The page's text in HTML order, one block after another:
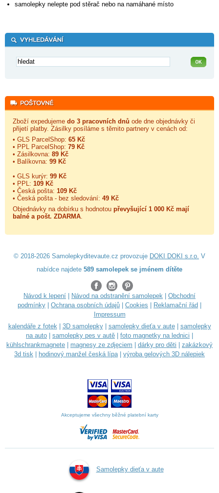
samolepky nelepte pod stěrač nebo na namáhané místo
Zboží expedujeme do 3 pracovních dnů ode dne objednávky či
přijetí platby. Zásilky posíláme s těmito partnery v cenách od:
• GLS ParcelShop: 65 Kč
• PPL ParcelShop: 79 Kč
• Zásilkovna: 89 Kč
• Balíkovna: 99 Kč
• GLS kurýr: 99 Kč
• PPL: 109 Kč
• Česká pošta: 109 Kč
• Česká pošta - bez sledování: 49 Kč
Objednávky na dobírku s hodnotou převyšující 1 000 Kč mají
balné a pošt. ZDARMA.
© 2018-2026 Samolepkyditevaute.cz provozuje DOKI DOKI s.r.o. V
nabídce najdete 589 samolepek se jménem dítěte
Návod k lepení Návod na odstranění samolepek
Obchodní
podmínky
Ochrana osobních údajů Cookies Reklamační řád
Impressum
kalendáře z fotek| 3D samolepky| samolepky dieťa v aute| samolepky
na auto
samolepky pes v autě foto magnetky na lednici
kühlschrankmagnete
magnesy ze zdjęciem dárky pro děti
zakázkový
3d tisk
hodinový manžel česká lípa| výroba gelových 3D nálepiek
Akceptujeme všechny běžné platební karty
Samolepky dieťa v aute